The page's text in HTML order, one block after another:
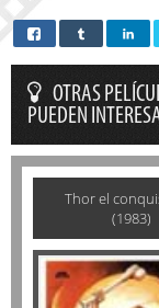
OTRAS
PUEDEN
Thor el
(1983)